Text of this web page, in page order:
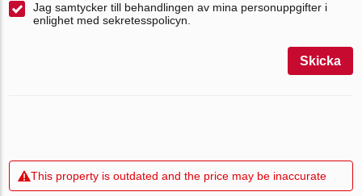
Jag samtycker till behandlingen av mina personuppgifter i
enlighet med sekretesspolicyn.
Skicka
This property is outdated and the price may be inaccurate